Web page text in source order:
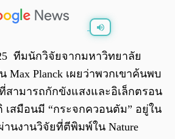
/0:00
ทีมนักวิจัยจากมหาวิทยาลัย
Max Planck เผยว่าพวกเขาค้นพบ
สามารถกักขังแสงและอิเล็กตรอน
เสมือนมี “กระจกควอนตัม” อยู่ใน
นงานวิจัยที่ตีพิมพ์ใน Nature